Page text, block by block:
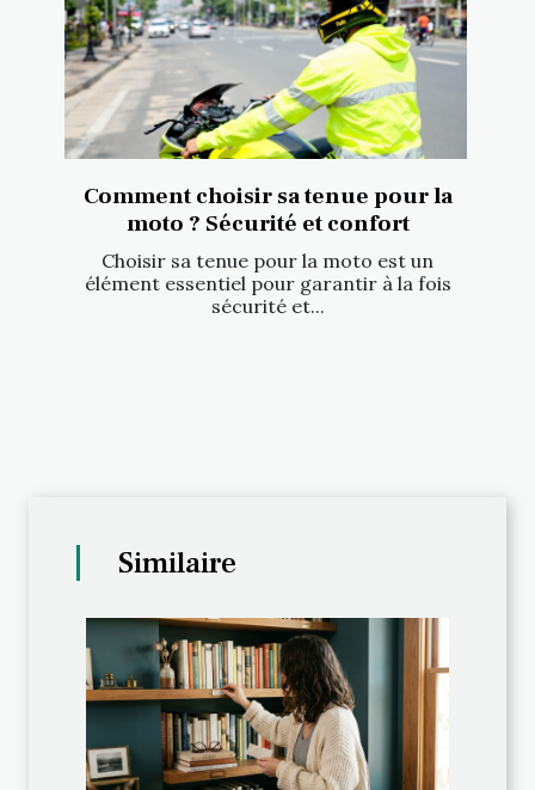
Comment choisir sa tenue pour la
moto ? Sécurité et confort
Choisir sa tenue pour la moto est un
élément essentiel pour garantir à la fois
sécurité et...
Similaire